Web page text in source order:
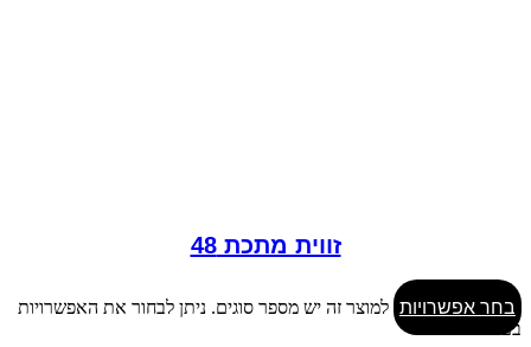
זווית מתכת 48
בחר אפשרויות למוצר זה יש מספר סוגים. ניתן לבחור את האפשרויות
בעמוד המוצר